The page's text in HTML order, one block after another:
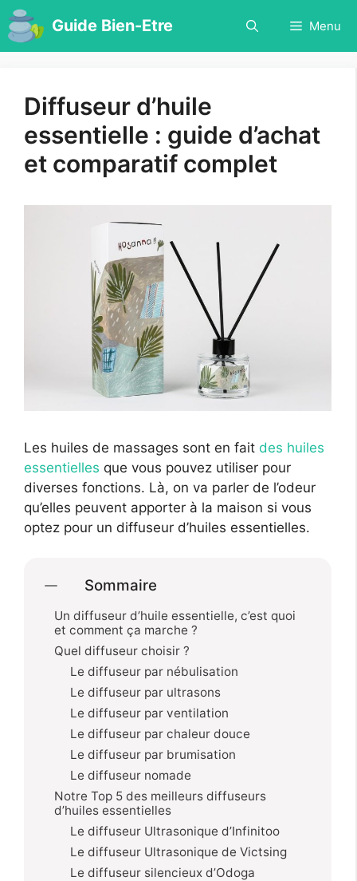
Aller
au
contenu
Guide Bien-Etre Menu
Diffuseur d’huile
essentielle : guide d’achat
et comparatif complet
Les huiles de massages sont en fait des huiles
essentielles que vous pouvez utiliser pour
diverses fonctions. Là, on va parler de l’odeur
qu’elles peuvent apporter à la maison si vous
optez pour un diffuseur d’huiles essentielles.
Sommaire
Un diffuseur d’huile essentielle, c’est quoi
et comment ça marche ?
Quel diffuseur choisir ?
Le diffuseur par nébulisation
Le diffuseur par ultrasons
Le diffuseur par ventilation
Le diffuseur par chaleur douce
Le diffuseur par brumisation
Le diffuseur nomade
Notre Top 5 des meilleurs diffuseurs
d’huiles essentielles
Le diffuseur Ultrasonique d’Infinitoo
Le diffuseur Ultrasonique de Victsing
Le diffuseur silencieux d’Odoga